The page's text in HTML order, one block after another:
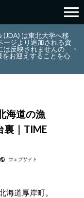
menu
(JDA) は東北大学へ移
ージより追加される資
は反映されませんの
お迎えすることを心
海道の漁
裏｜TIME
public ウェブサイト
海道厚岸町。